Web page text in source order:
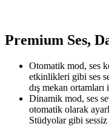
Premium Ses,
Otomatik mod, ses
etkinlikleri gibi ses
dış mekan
Dinamik mod, ses
otomatik olarak
Stüdyolar gibi